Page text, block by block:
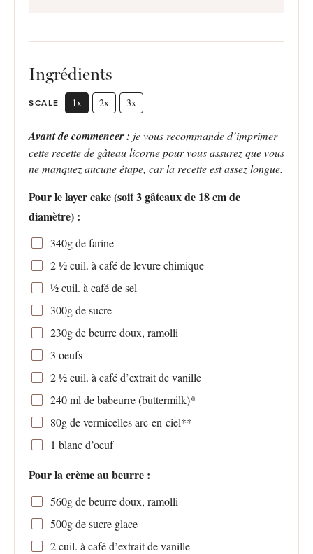
Ingrédients
SCALE 1x 2x 3x
Avant de commencer : je vous recommande d’imprimer
cette recette de gâteau licorne pour vous assurez que vous
ne manquez aucune étape, car la recette est assez longue.
Pour le layer cake (soit 3 gâteaux de 18 cm de
diamètre) :
340gde farine
2 ½cuil. à café de levure chimique
½cuil. à café de sel
300gde sucre
230gde beurre doux, ramolli
3 oeufs
2 ½cuil. à café d’extrait de vanille
240ml de babeurre (buttermilk)*
80gde vermicelles arc-en-ciel**
1 blanc d’oeuf
Pour la crème au beurre :
560gde beurre doux, ramolli
500gde sucre glace
2cuil. à café d’extrait de vanille